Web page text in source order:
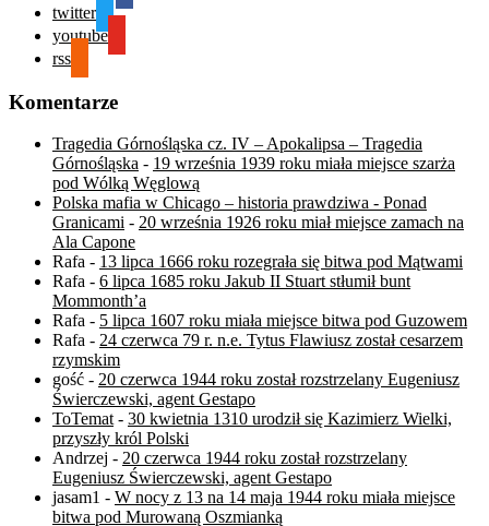
twitter
youtube
rss
Komentarze
Tragedia Górnośląska cz. IV – Apokalipsa – Tragedia
Górnośląska - 19 września 1939 roku miała miejsce szarża
pod Wólką Węglową
Polska mafia w Chicago – historia prawdziwa - Ponad
Granicami - 20 września 1926 roku miał miejsce zamach na
Ala Capone
Rafa - 13 lipca 1666 roku rozegrała się bitwa pod Mątwami
Rafa - 6 lipca 1685 roku Jakub II Stuart stłumił bunt
Mommonth’a
Rafa - 5 lipca 1607 roku miała miejsce bitwa pod Guzowem
Rafa - 24 czerwca 79 r. n.e. Tytus Flawiusz został cesarzem
rzymskim
gość - 20 czerwca 1944 roku został rozstrzelany Eugeniusz
Świerczewski, agent Gestapo
ToTemat - 30 kwietnia 1310 urodził się Kazimierz Wielki,
przyszły król Polski
Andrzej - 20 czerwca 1944 roku został rozstrzelany
Eugeniusz Świerczewski, agent Gestapo
jasam1 - W nocy z 13 na 14 maja 1944 roku miała miejsce
bitwa pod Murowaną Oszmianką